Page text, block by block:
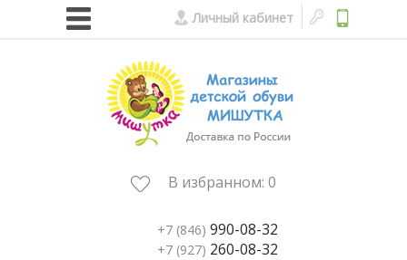
Личный кабинет
В избранном: 0
+7 (846) 990-08-32
+7 (927) 260-08-32